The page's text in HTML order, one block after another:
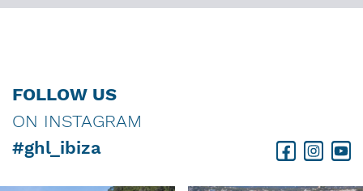
FOLLOW US
ON INSTAGRAM
#ghl_ibiza